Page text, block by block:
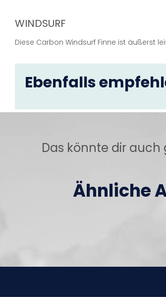
WINDSURF
Diese Carbon Windsurf Finne ist äußerst
Ebenfalls
Das könnte dir auch
Ähnliche